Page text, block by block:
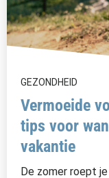
GEZONDHEID
Vermoeide
tips voor
vakantie
De zomer roept